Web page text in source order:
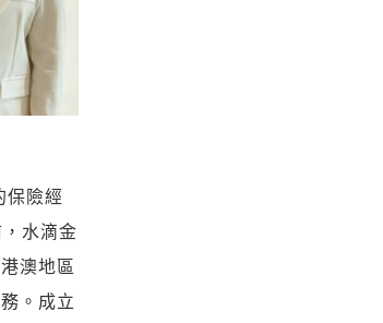
保險經
水滴金
澳地區
。成立